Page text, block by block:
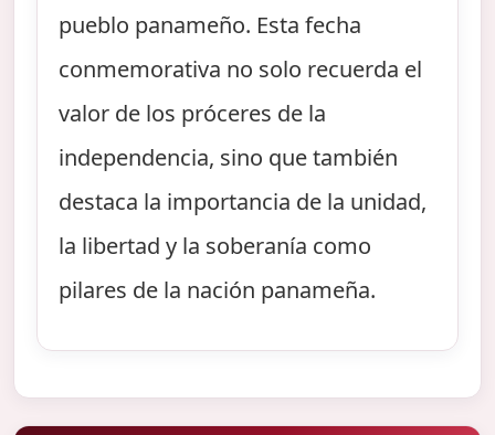
pueblo panameño. Esta fecha
conmemorativa no solo recuerda el
valor de los próceres de la
independencia, sino que también
destaca la importancia de la unidad,
la libertad y la soberanía como
pilares de la nación panameña.